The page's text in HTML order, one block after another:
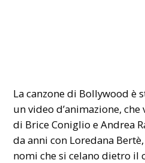
La canzone di Bollywood è
un video d’animazione,
di Brice Coniglio e Andrea
da anni con Loredana
nomi che si celano dietro il